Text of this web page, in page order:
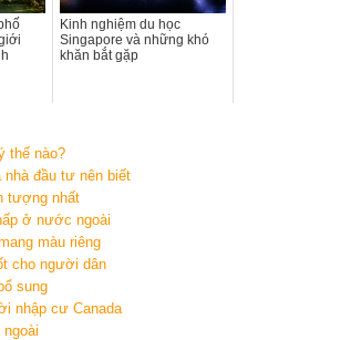
Kinh nghiệm du học
Singapore và những khó
khăn bắt gặp
thế nào?
nhà đầu tư nên biết
tượng nhất
ở nước ngoài
màu riêng
cho người dân
sung
nhập cư Canada